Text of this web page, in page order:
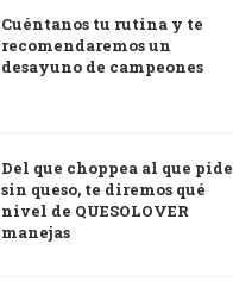
Cuéntanos tu rutina y te
recomendaremos un
desayuno de campeones
Del que choppea al que pide
sin queso, te diremos qué
nivel de QUESOLOVER
manejas